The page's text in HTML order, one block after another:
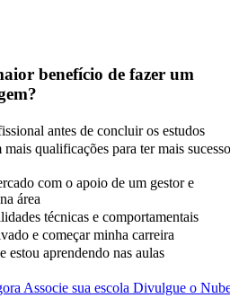
benefício de fazer um
antes de concluir os estudos
qualificações para ter mais sucesso
com o apoio de um gestor e
área
técnicas e comportamentais
e começar minha carreira
estou aprendendo nas aulas
Associe sua escola Divulgue o